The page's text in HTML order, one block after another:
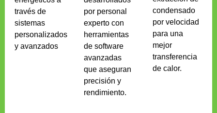
través de
sistemas
personalizados
y avanzados
por personal
experto con
herramientas
de software
avanzadas
que aseguran
precisión y
rendimiento.
condensado
por velocidad
para una
mejor
transferencia
de calor.